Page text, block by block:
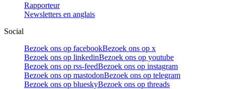
Rapporteur
Newsletters en anglais
Social
Bezoek ons op facebookBezoek ons op x
Bezoek ons op linkedinBezoek ons op youtube
Bezoek ons op rss-feedBezoek ons op instagram
Bezoek ons op mastodonBezoek ons op telegram
Bezoek ons op blueskyBezoek ons op threads